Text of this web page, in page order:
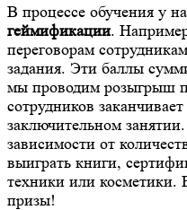
В процессе обучения у
геймификации.
переговорам
задания. Эти баллы
мы проводим розыгрыш
сотрудников
заключительном
зависимости от
выиграть книги,
техники или косметики.
призы!